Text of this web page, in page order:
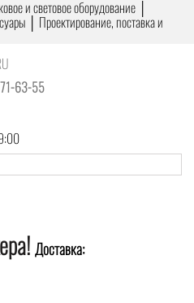
и световое оборудование │
│ Проектирование, поставка и
63-55
Доставка: